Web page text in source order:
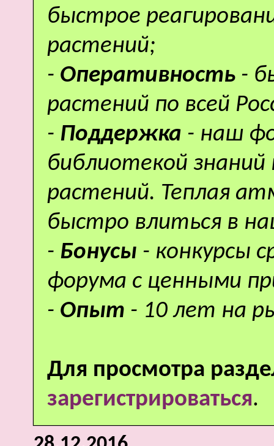
быстрое
растений;
- Оперативность -
растений по всей
- Поддержка - наш
библиотекой
растений. Теплая
быстро влиться в
- Бонусы - конкурсы
форума с ценными
- Опыт - 10 лет на
Для просмотра
зарегистрироваться.